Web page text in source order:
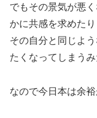
でもその景気が悪
かに共感を求めた
その自分と同じよ
たくなってしまう
なので今日本は余